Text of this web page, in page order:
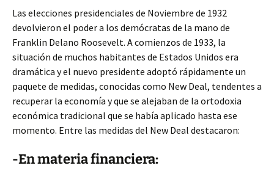
Las elecciones presidenciales de Noviembre de 1932
devolvieron el poder a los demócratas de la mano de
Franklin Delano Roosevelt. A comienzos de 1933, la
situación de muchos habitantes de Estados Unidos era
dramática y el nuevo presidente adoptó rápidamente un
paquete de medidas, conocidas como New Deal, tendentes a
recuperar la economía y que se alejaban de la ortodoxia
económica tradicional que se había aplicado hasta ese
momento. Entre las medidas del New Deal destacaron:
-En materia financiera: